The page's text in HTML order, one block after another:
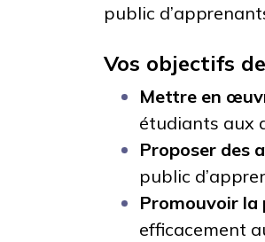
public
Vos objectifs
Mettre en
étudiants aux
Proposer des
public
Promouvoir
efficacement